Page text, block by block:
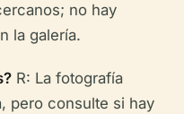
no hay
la galería.
R: La fotografía
pero consulte si hay